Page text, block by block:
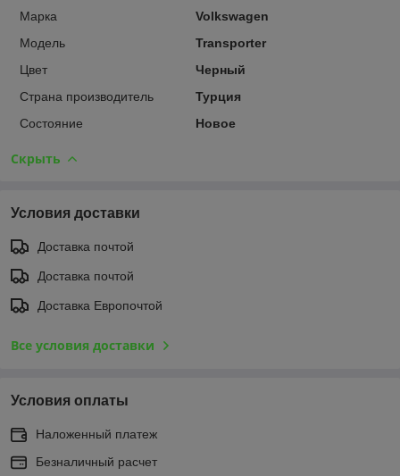
Марка
Volkswagen
Модель
Transporter
Цвет
Черный
Страна производитель
Турция
Состояние
Новое
Скрыть
Условия доставки
Доставка почтой
Доставка почтой
Доставка Европочтой
Все условия доставки
Условия оплаты
Наложенный платеж
Безналичный расчет